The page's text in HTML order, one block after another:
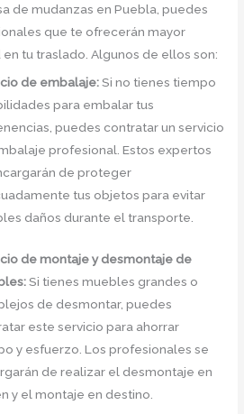
de mudanzas en Puebla, puedes
que te ofrecerán mayor
tu traslado. Algunos de ellos son:
de embalaje:Si no tienes tiempo
para embalar tus
puedes contratar un servicio
profesional. Estos expertos
de proteger
tus objetos para evitar
daños durante el transporte.
de montaje y desmontaje de
Si tienes muebles grandes o
de desmontar, puedes
este servicio para ahorrar
y esfuerzo. Los profesionales se
de realizar el desmontaje en
y el montaje en destino.